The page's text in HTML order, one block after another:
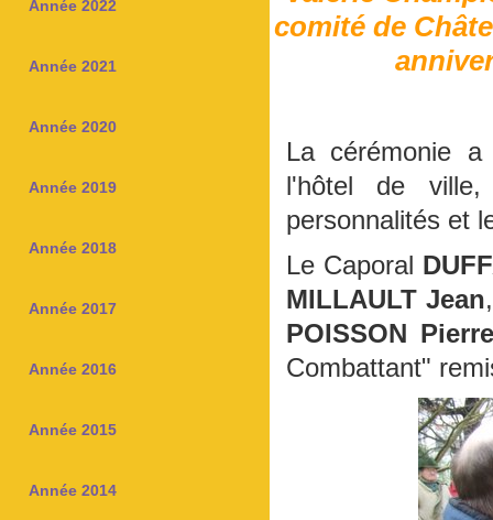
Année 2022
Année 2021
Année 2020
Année 2019
Année 2018
Année 2017
Année 2016
Année 2015
Année 2014
comité de
La cérémonie
l'hôtel de
personnalités et
Le Caporal
MILLAULT Jean
POISSON Pierre
Combattant"